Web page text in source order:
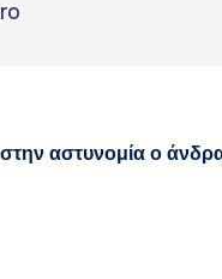
αστυνομία ο